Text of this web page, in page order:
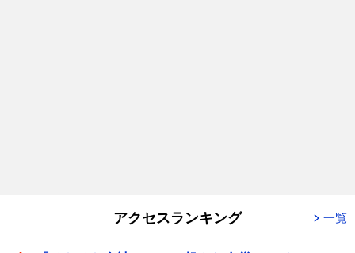
アクセスランキング 一覧